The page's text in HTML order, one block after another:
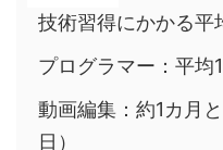
技術習得にかかる平
プログラマー：平均
動画編集：約1カ月
日）